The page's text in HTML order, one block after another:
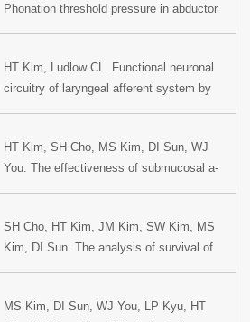
Phonation threshold pressure in abductor
Otolaryngology, 2002, Seoul, Korea.
HT Kim, Ludlow CL. Functional neuronal
circuitry of laryngeal afferent system by
Otolaryngology, 2002, Seoul, Korea.
HT Kim, SH Cho, MS Kim, DI Sun, WJ
You. The effectiveness of submucosal a-
combined Otolaryngologic Congress,
1999, Kyungju, Korea.
SH Cho, HT Kim, JM Kim, SW Kim, MS
Kim, DI Sun. The analysis of survival of
5th Korean combined Otolaryngology
MS Kim, DI Sun, WJ You, LP Kyu, HT